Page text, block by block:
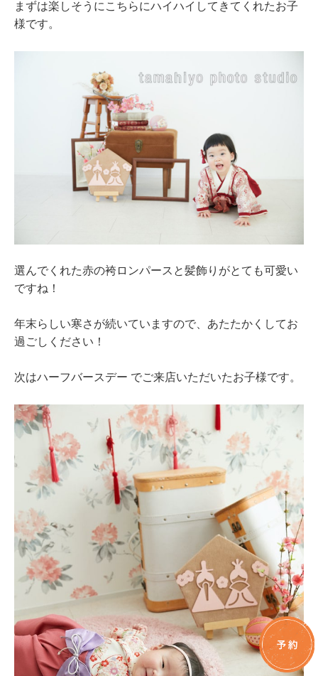
まずは楽しそうにこちらにハイハイしてきてくれたお子
様です。
選んでくれた赤の袴ロンパースと髪飾りがとても可愛い
ですね！
年末らしい寒さが続いていますので、あたたかくしてお
過ごしください！
次はハーフバースデー でご来店いただいたお子様です。